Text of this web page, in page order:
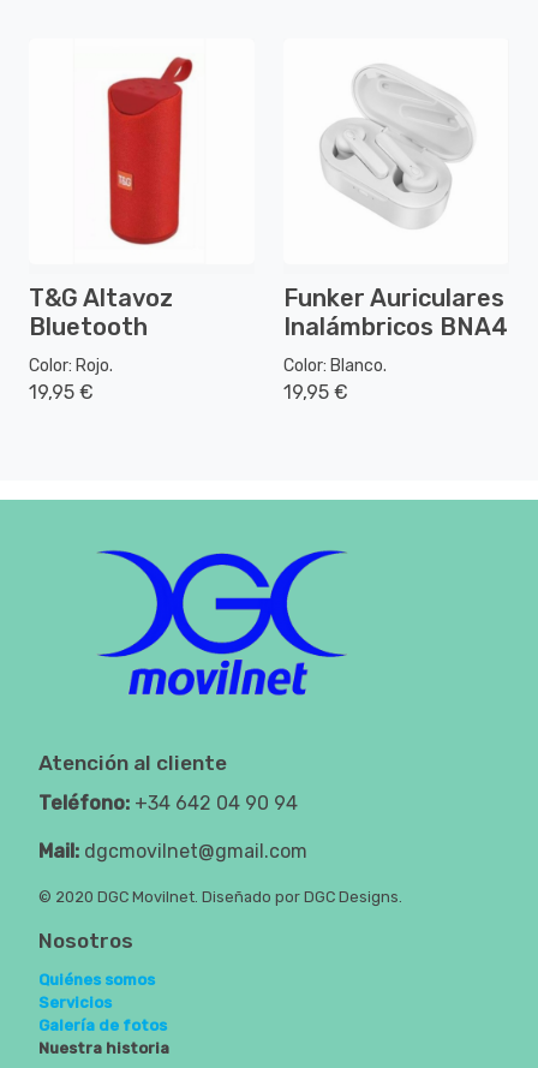
T&G Altavoz
Bluetooth
Color: Rojo.
19,95 €
Funker Auriculares
Inalámbricos BNA4
Color: Blanco.
19,95 €
Atención al cliente
Teléfono: +34 642 04 90 94
Mail: dgcmovilnet@gmail.com
© 2020 DGC Movilnet. Diseñado por DGC Designs.
Nosotros
Quiénes somos
Servicios
Galería de fotos
Nuestra historia